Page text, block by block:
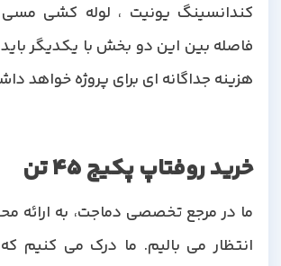
کندانسینگ یونیت ، لوله کشی مسی
فاصله بین این دو بخش با یکدیگر باید
هزینه جداگانه ای برای پروژه خواهد داشت.
خرید روفتاپ پکیج 45 تن
ما در مرجع تخصصی دماجت، به ارائه
انتظار می بالیم. ما درک می کنیم که